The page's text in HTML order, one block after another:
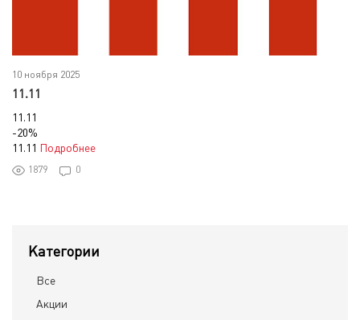
10 ноября 2025
11.11
11.11
-20%
11.11 Подробнее
1879 0
Категории
Все
Акции